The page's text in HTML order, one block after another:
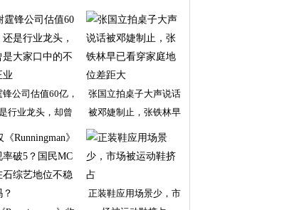
锋公司估值60亿，
行业龙头，却曾
张国立拍桌子大声说话
被邓婕制止，张铁林早
正装鞋应用场景少，市